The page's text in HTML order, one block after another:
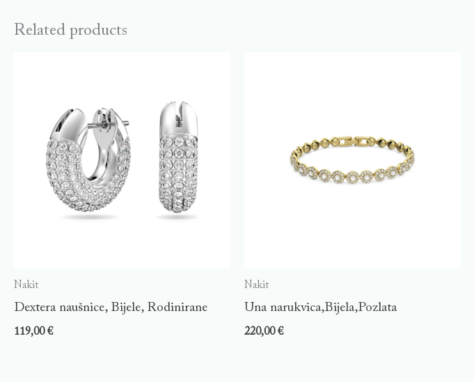
Related products
Nakit
Dextera naušnice, Bijele, Rodinirane
119,00€
Nakit
Una narukvica,Bijela,Pozlata
220,00€